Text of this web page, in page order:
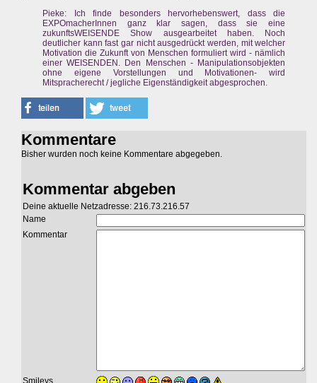
Pieke: Ich finde besonders hervorhebenswert, dass die
EXPOmacherInnen ganz klar sagen, dass sie eine
zukunftsWEISENDE Show ausgearbeitet haben. Noch
deutlicher kann fast gar nicht ausgedrückt werden, mit welcher
Motivation die Zukunft von Menschen formuliert wird - nämlich
einer WEISENDEN. Den Menschen - Manipulationsobjekten
ohne eigene Vorstellungen und Motivationen- wird
Mitspracherecht / jegliche Eigenständigkeit abgesprochen.
Kommentare
Bisher wurden noch keine Kommentare abgegeben.
Kommentar abgeben
Deine aktuelle Netzadresse: 216.73.216.57
Name
Kommentar